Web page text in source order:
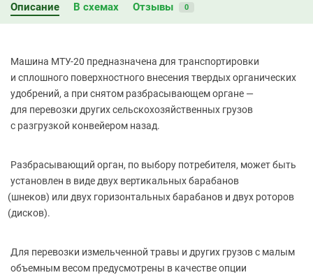
Описание В схемах Отзывы 0
Машина МТУ-20 предназначена для транспортировки
и сплошного поверхностного внесения твердых органических
удобрений, а при снятом разбрасывающем органе —
для перевозки других сельскохозяйственных грузов
с разгрузкой конвейером назад.
Разбрасывающий орган, по выбору потребителя, может быть
установлен в виде двух вертикальных барабанов
(шнеков) или двух горизонтальных барабанов и двух роторов
(дисков).
Для перевозки измельченной травы и других грузов с малым
объемным весом предусмотрены в качестве опции